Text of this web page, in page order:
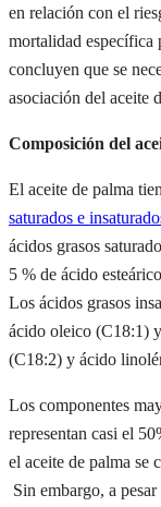
en relación con el
mortalidad específica
concluyen que se
asociación del aceite
Composición del
El aceite de palma
saturados e
ácidos grasos
5 % de ácido
Los ácidos grasos
ácido oleico (C18:1)
(C18:2) y ácido
Los componentes
representan casi el
el aceite de palma se
Sin embargo, a